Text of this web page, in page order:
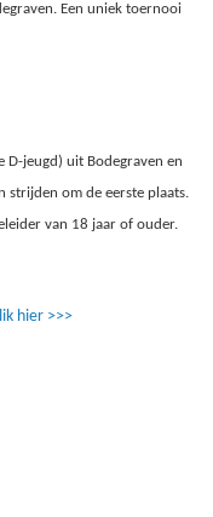
Een uniek toernooi
D-jeugd) uit Bodegraven en
strijden om de eerste plaats.
van 18 jaar of ouder.
hier >>>